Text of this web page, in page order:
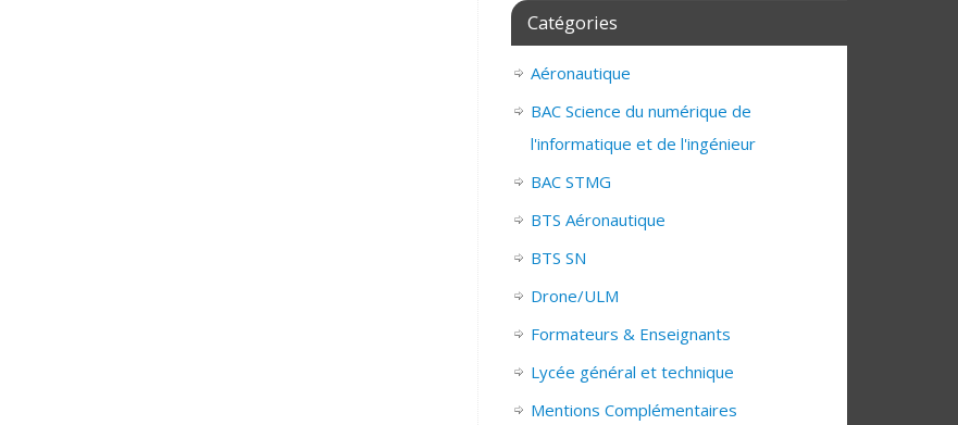
Catégories
Aéronautique
BAC Science du numérique de
l'informatique et de l'ingénieur
BAC STMG
BTS Aéronautique
BTS SN
Drone/ULM
Formateurs & Enseignants
Lycée général et technique
Mentions Complémentaires